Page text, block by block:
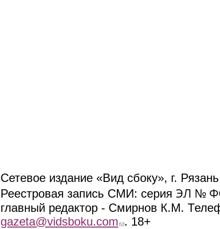
Сетевое издание «Вид сбоку», г.
Реестровая запись СМИ: серия ЭЛ №
главный редактор - Смирнов К.М.
gazeta@vidsboku.com (link sends e-mail)
. 18+